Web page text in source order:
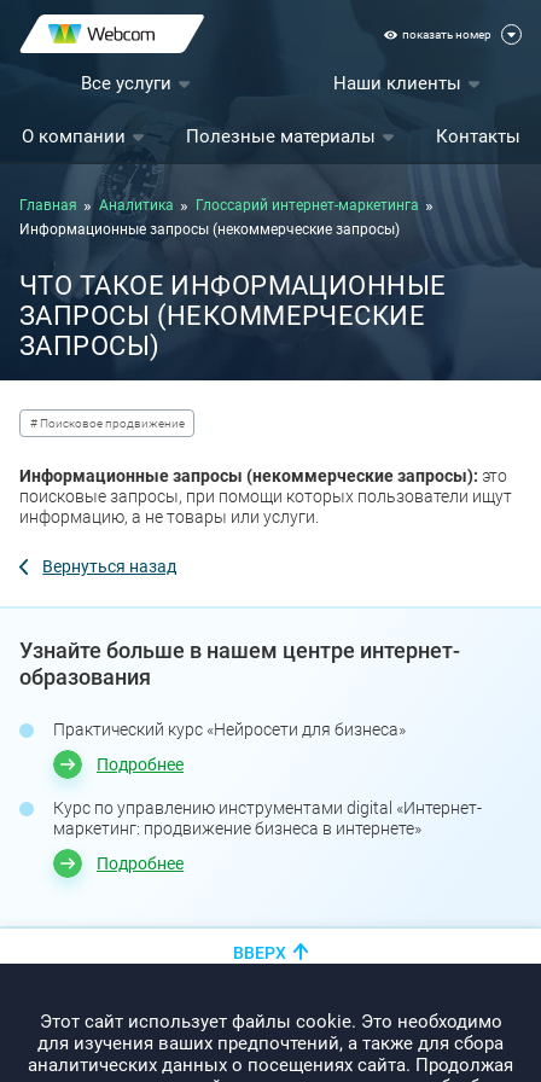
показать номер
Все услуги Наши клиенты
О компании Полезные материалы Контакты
Главная Аналитика
Глоссарий интернет-маркетинга
Информационные запросы (некоммерческие запросы)
ЧТО ТАКОЕ ИНФОРМАЦИОННЫЕ
ЗАПРОСЫ (НЕКОММЕРЧЕСКИЕ
ЗАПРОСЫ)
# Поисковое продвижение
Информационные запросы (некоммерческие запросы): это
поисковые запросы, при помощи которых пользователи ищут
информацию, а не товары или услуги.
Вернуться назад
Узнайте больше в нашем центре интернет-
образования
Практический курс «Нейросети для бизнеса»
Подробнее
Курс по управлению инструментами digital «Интернет-
маркетинг: продвижение бизнеса в интернете»
Подробнее
Этот сайт использует файлы cookie. Это необходимо
для изучения ваших предпочтений, а также для сбора
аналитических данных о посещениях сайта. Продолжая
ВВЕРХ
info@promo-webcom.by